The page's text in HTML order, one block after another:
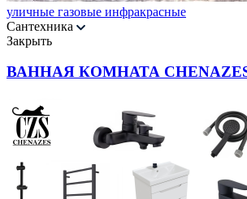
уличные газовые инфракрасные
Сантехника
Закрыть
ВАННАЯ КОМНАТА CHENAZES